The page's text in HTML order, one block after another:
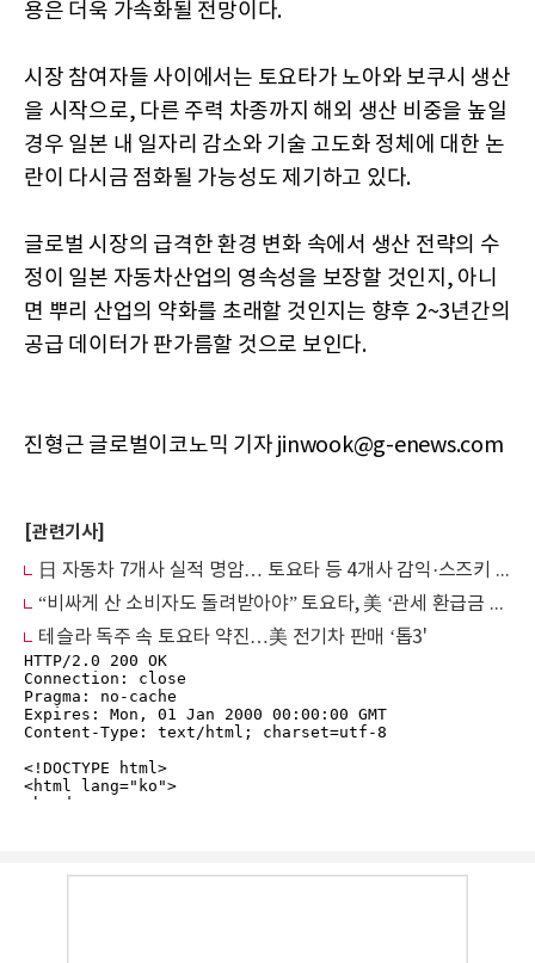
용은 더욱 가속화될 전망이다.
시장 참여자들 사이에서는 토요타가 노아와 보쿠시 생산
을 시작으로, 다른 주력 차종까지 해외 생산 비중을 높일
경우 일본 내 일자리 감소와 기술 고도화 정체에 대한 논
란이 다시금 점화될 가능성도 제기하고 있다.
글로벌 시장의 급격한 환경 변화 속에서 생산 전략의 수
정이 일본 자동차산업의 영속성을 보장할 것인지, 아니
면 뿌리 산업의 약화를 초래할 것인지는 향후 2~3년간의
공급 데이터가 판가름할 것으로 보인다.
진형근 글로벌이코노믹 기자 jinwook@g-enews.com
[관련기사]
日 자동차 7개사 실적 명암… 토요타 등 4개사 감익·스즈키 역대 최고 '2위 등극’
“비싸게 산 소비자도 돌려받아야” 토요타, 美 ‘관세 환급금 분할’ 소송 피소
테슬라 독주 속 토요타 약진…美 전기차 판매 ‘톱3'